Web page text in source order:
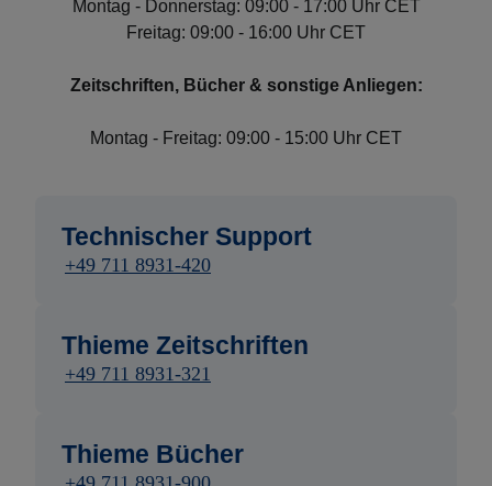
Montag - Donnerstag: 09:00 - 17:00 Uhr CET
Freitag: 09:00 - 16:00 Uhr CET
Zeitschriften, Bücher & sonstige Anliegen:
Montag - Freitag: 09:00 - 15:00 Uhr CET
Technischer Support
+49 711 8931-420
Thieme Zeitschriften
+49 711 8931-321
Thieme Bücher